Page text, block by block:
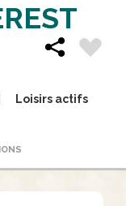
Loisirs actifs